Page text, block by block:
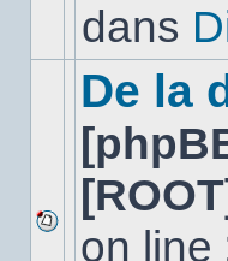
dansdans
Aucun
De la
on line